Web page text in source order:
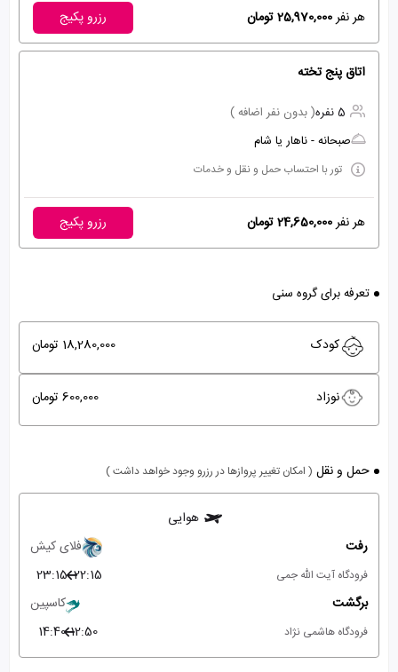
هر نفر25,970,000 تومان رزرو پکیج
اتاق پنج تخته
5 نفره
( بدون نفر اضافه )
صبحانه - ناهار یا شام
تور با احتساب حمل و نقل و خدمات
هر نفر24,650,000 تومان رزرو پکیج
تعرفه برای گروه سنی
کودک 18,280,000 تومان
نوزاد 600,000 تومان
حمل و نقل ( امکان تغییر پروازها در رزرو وجود خواهد داشت )
هوایی
رفت
فلای کیش
فرودگاه آیت الله جمی 22:15
23:15
برگشت
کاسپین
فرودگاه هاشمی نژاد 12:50
14:40